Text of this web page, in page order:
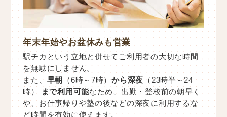
年末年始やお盆休みも営業
駅チカという立地と併せてご利用者の大切な時間
を無駄にしません。
また、 早朝 （6時～7時）から深夜 （23時半～24
時）
まで利用可能なため、出勤・登校前の朝早く
や、お仕事帰りや塾の後などの深夜に利用するな
ど時間を有効に使えます。